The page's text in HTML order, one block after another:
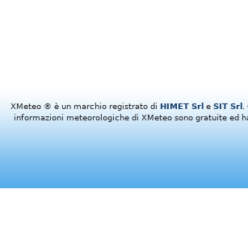
XMeteo ® è un marchio registrato di HIMET Srl e SIT Srl
informazioni meteorologiche di XMeteo sono gratuite ed